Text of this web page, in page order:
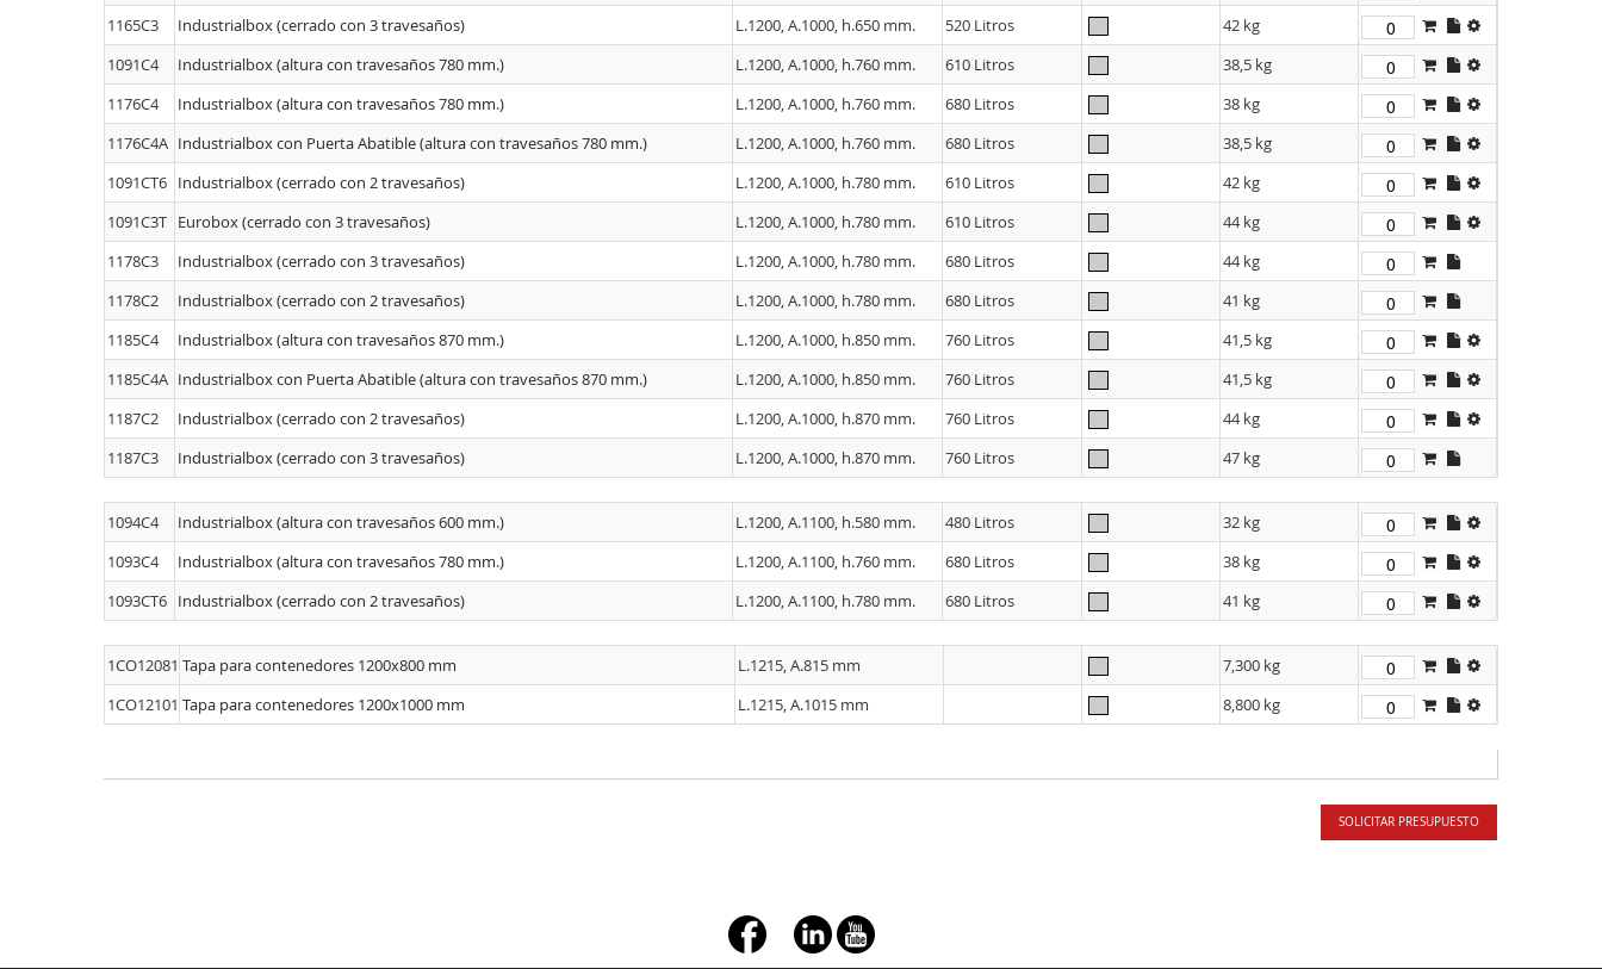
1165C3
Industrialbox (cerrado con 3 travesaños) L.1200, A.1000, h.650 mm. 520 Litros
42 kg
1091C4
Industrialbox (altura con travesaños 780 mm.) L.1200, A.1000, h.760 mm. 610 Litros
38,5 kg
1176C4
Industrialbox (altura con travesaños 780 mm.) L.1200, A.1000, h.760 mm. 680 Litros
38 kg
1176C4A Industrialbox con Puerta Abatible (altura con travesaños 780 mm.) L.1200, A.1000, h.760 mm. 680 Litros
38,5 kg
1091CT6 Industrialbox (cerrado con 2 travesaños) L.1200, A.1000, h.780 mm. 610 Litros
42 kg
1091C3T Eurobox (cerrado con 3 travesaños) L.1200, A.1000, h.780 mm. 610 Litros
44 kg
1178C3
Industrialbox (cerrado con 3 travesaños) L.1200, A.1000, h.780 mm. 680 Litros
44 kg
1178C2
Industrialbox (cerrado con 2 travesaños) L.1200, A.1000, h.780 mm. 680 Litros
41 kg
1185C4
Industrialbox (altura con travesaños 870 mm.) L.1200, A.1000, h.850 mm. 760 Litros
41,5 kg
1185C4A Industrialbox con Puerta Abatible (altura con travesaños 870 mm.) L.1200, A.1000, h.850 mm. 760 Litros
41,5 kg
1187C2
Industrialbox (cerrado con 2 travesaños) L.1200, A.1000, h.870 mm. 760 Litros
44 kg
1187C3
Industrialbox (cerrado con 3 travesaños) L.1200, A.1000, h.870 mm. 760 Litros 47 kg
1094C4 Industrialbox (altura con travesaños 600 mm.) L.1200, A.1100, h.580 mm. 480 Litros
32 kg
1093C4
Industrialbox (altura con travesaños 780 mm.) L.1200, A.1100, h.760 mm. 680 Litros
38 kg
1093CT6 Industrialbox (cerrado con 2 travesaños) L.1200, A.1100, h.780 mm. 680 Litros 41 kg
1CO12081 Tapa para contenedores 1200x800 mm L.1215, A.815 mm
7,300 kg
1CO12101 Tapa para contenedores 1200x1000 mm L.1215, A.1015 mm 8,800 kg
SOLICITAR PRESUPUESTO
+ç